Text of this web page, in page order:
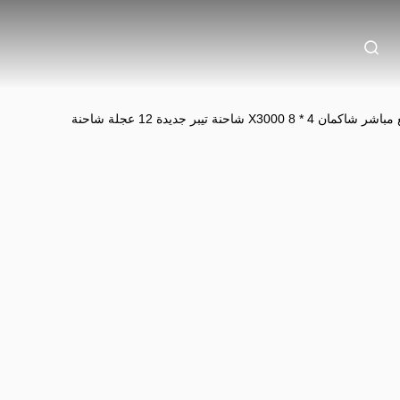
450 حصان من المصنع بيع مباشر شاكمان X3000 8 * 4 شاحنة تيبر جديدة 12 عجلة شاحنة